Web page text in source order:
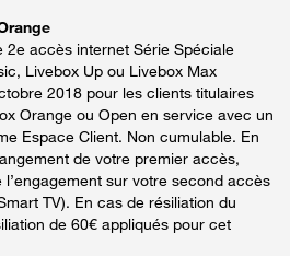
2e accès internet Série Spéciale
Livebox Up ou Livebox Max
2018 pour les clients titulaires
Orange ou Open en service avec un
Espace Client. Non cumulable. En
de votre premier accès,
sur votre second accès
TV). En cas de résiliation du
de 60€ appliqués pour cet